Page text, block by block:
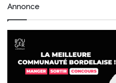
Annonce